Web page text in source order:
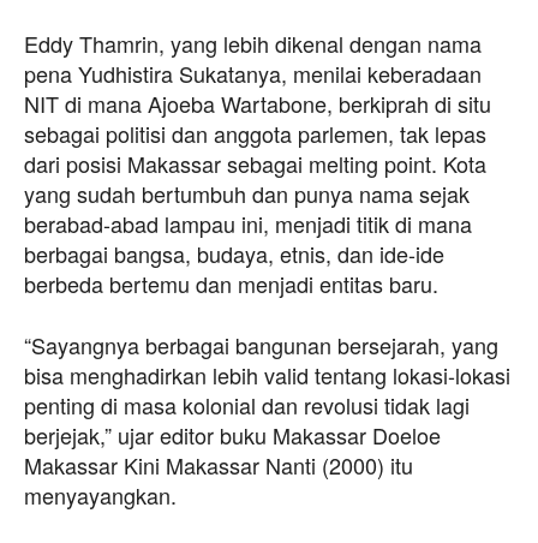
Eddy Thamrin, yang lebih dikenal dengan nama
pena Yudhistira Sukatanya, menilai keberadaan
NIT di mana Ajoeba Wartabone, berkiprah di situ
sebagai politisi dan anggota parlemen, tak lepas
dari posisi Makassar sebagai melting point. Kota
yang sudah bertumbuh dan punya nama sejak
berabad-abad lampau ini, menjadi titik di mana
berbagai bangsa, budaya, etnis, dan ide-ide
berbeda bertemu dan menjadi entitas baru.
“Sayangnya berbagai bangunan bersejarah, yang
bisa menghadirkan lebih valid tentang lokasi-lokasi
penting di masa kolonial dan revolusi tidak lagi
berjejak,” ujar editor buku Makassar Doeloe
Makassar Kini Makassar Nanti (2000) itu
menyayangkan.